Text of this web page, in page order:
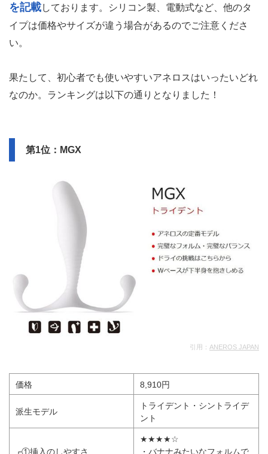
を記載しております。シリコン製、電動式など、他のタ
イプは価格やサイズが違う場合があるのでご注意くださ
い。
果たして、初心者でも使いやすいアネロスはいったいどれ
なのか。ランキングは以下の通りとなりました！
第1位：MGX
引用： ANEROS JAPAN
価格 8,910円
派生モデル
トライデント・シントライデ
ント
┌①挿入のしやすさ
★★★★☆
・バナナみたいなフォルムで